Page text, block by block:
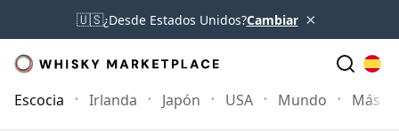
🇺🇸¿Desde Estados Unidos?Cambiar ×
Escocia Irlanda Japón USA Mundo Más